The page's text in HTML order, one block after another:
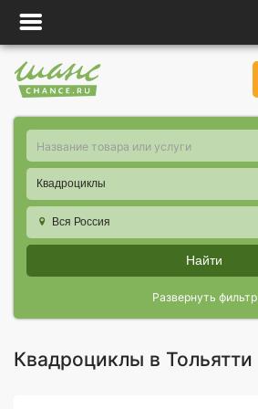
Квадроциклы
Вся Россия
Найти
Развернуть фильтр
Квадроциклы в Тольятти